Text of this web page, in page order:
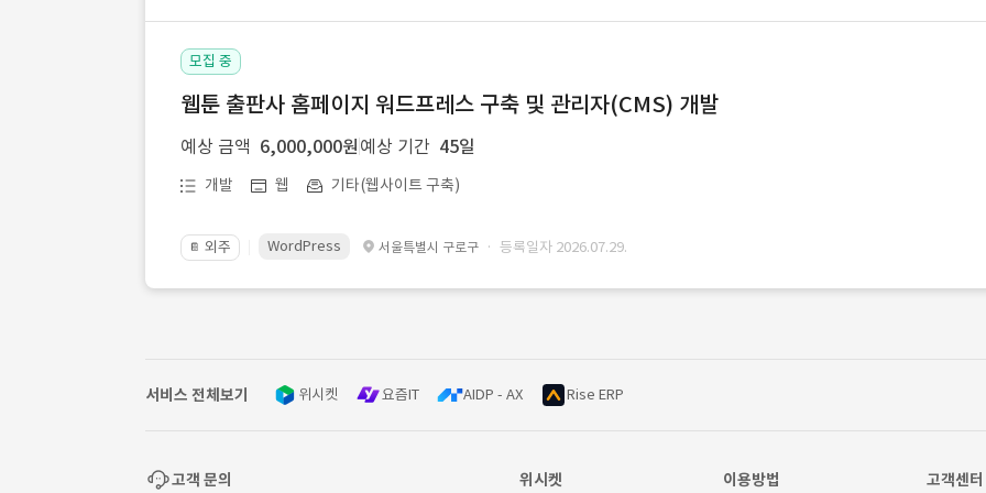
모집 중
웹툰 출판사 홈페이지 워드프레스 구축 및 관리자(CMS) 개발
예상 금액 6,000,000원 예상 기간 45일
개발 웹 기타(웹사이트 구축)
📔 외주 WordPress 서울특별시 구로구 · 등록일자 2026.07.29.
서비스 전체보기 위시켓 요즘IT AIDP - AX Rise ERP
고객 문의 위시켓 이용방법 고객센터